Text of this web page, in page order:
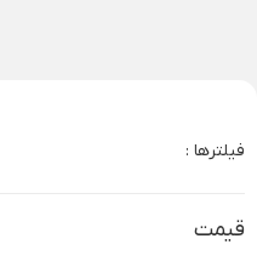
فیلترها :
قیمت